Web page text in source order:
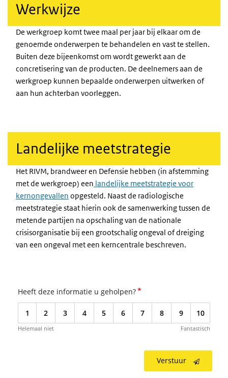
Werkwijze
De werkgroep komt twee maal per jaar bij elkaar om de
genoemde onderwerpen te behandelen en vast te stellen.
Buiten deze bijeenkomst om wordt gewerkt aan de
concretisering van de producten. De deelnemers aan de
werkgroep kunnen bepaalde onderwerpen uitwerken of
aan hun achterban voorleggen.
Landelijke meetstrategie
Het RIVM, brandweer en Defensie hebben (in afstemming
met de werkgroep) een landelijke meetstrategie voor
kernongevallen opgesteld. Naast de radiologische
meetstrategie staat hierin ook de samenwerking tussen de
metende partijen na opschaling van de nationale
crisisorganisatie bij een grootschalig ongeval of dreiging
van een ongeval met een kerncentrale beschreven.
Heeft deze informatie u geholpen?*
1 2 3 4 5 6 7 8 9 10
Helemaal niet Fantastisch
Verstuur